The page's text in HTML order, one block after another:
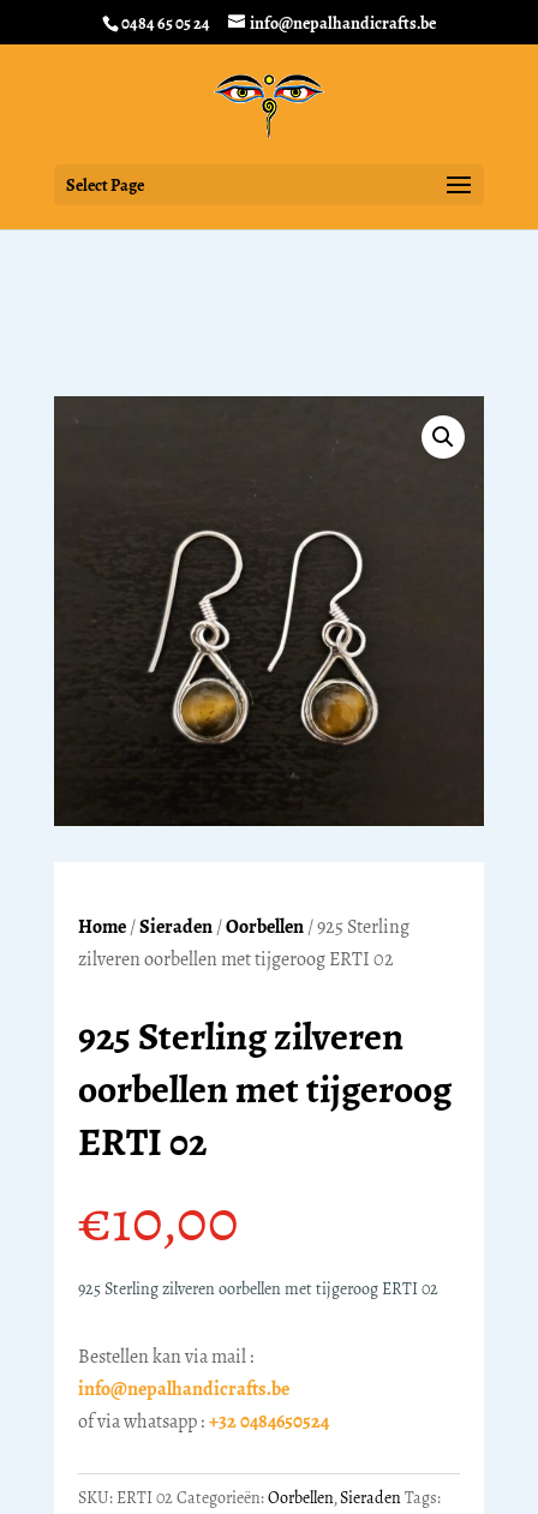
0484 65 05 24 info@nepalhandicrafts.be
Select Page
Home/Sieraden/Oorbellen/ 925 Sterling
zilveren oorbellen met tijgeroog ERTI 02
925 Sterling zilveren
oorbellen met tijgeroog
ERTI 02
€10,00
925 Sterling zilveren oorbellen met tijgeroog ERTI 02
Bestellen kan via mail :
info@nepalhandicrafts.be
of via whatsapp :+32 0484650524
SKU:ERTI 02Categorieën:Oorbellen,SieradenTags: